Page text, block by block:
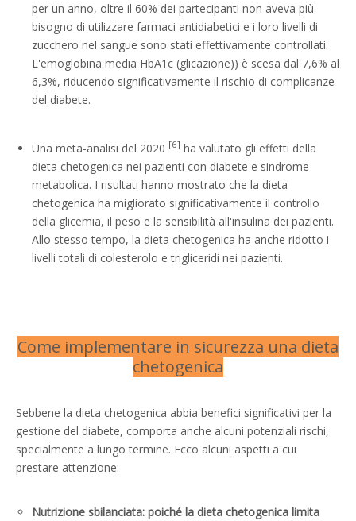
per un anno, oltre il 60% dei partecipanti non aveva più
bisogno di utilizzare farmaci antidiabetici e i loro livelli di
zucchero nel sangue sono stati effettivamente controllati.
L'emoglobina media HbA1c (glicazione)) è scesa dal 7,6% al
6,3%, riducendo significativamente il rischio di complicanze
del diabete.
Una meta-analisi del 2020 [6] ha valutato gli effetti della
dieta chetogenica nei pazienti con diabete e sindrome
metabolica. I risultati hanno mostrato che la dieta
chetogenica ha migliorato significativamente il controllo
della glicemia, il peso e la sensibilità all'insulina dei pazienti.
Allo stesso tempo, la dieta chetogenica ha anche ridotto i
livelli totali di colesterolo e trigliceridi nei pazienti.
Come implementare in sicurezza una dieta
chetogenica
Sebbene la dieta chetogenica abbia benefici significativi per la
gestione del diabete, comporta anche alcuni potenziali rischi,
specialmente a lungo termine. Ecco alcuni aspetti a cui
prestare attenzione:
Nutrizione sbilanciata: poiché la dieta chetogenica limita